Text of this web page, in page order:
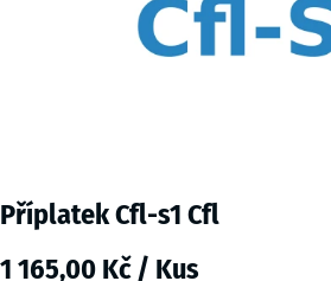
Příplatek Cfl-s1 Cfl
1 165,00 Kč / Kus